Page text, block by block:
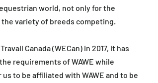
world, not only for the
variety of breeds competing.
Canada (WECan) in 2017, it has
requirements of WAWE while
to be affiliated with WAWE and to be